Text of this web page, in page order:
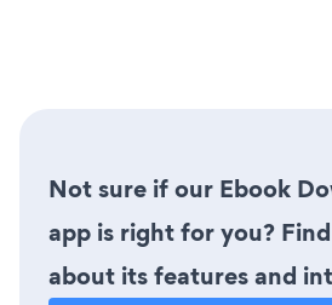
Not sure if our Ebook
app is right for you?
about its features and